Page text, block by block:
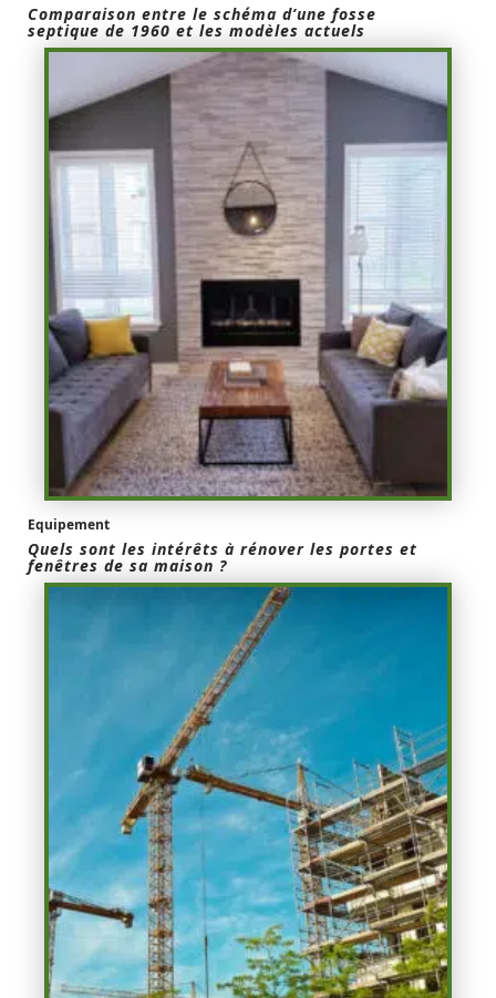
Comparaison entre le schéma d’une fosse
septique de 1960 et les modèles actuels
Equipement
Quels sont les intérêts à rénover les portes et
fenêtres de sa maison ?